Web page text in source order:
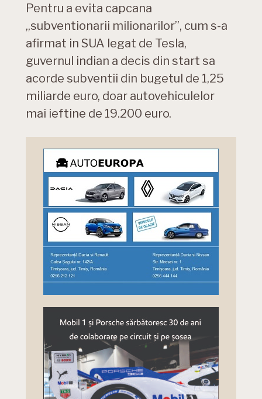
Pentru a evita capcana
„subventionarii milionarilor”, cum s-a
afirmat in SUA legat de Tesla,
guvernul indian a decis din start sa
acorde subventii din bugetul de 1,25
miliarde euro, doar autovehiculelor
mai ieftine de 19.200 euro.